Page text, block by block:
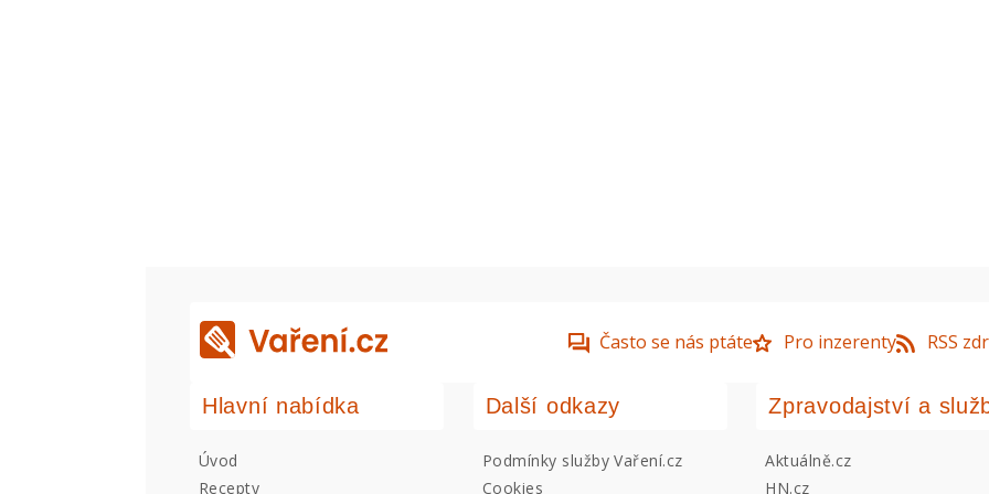
Často se nás ptáte Pro inzerenty RSS
Hlavní nabídka
Úvod
Recepty
Další odkazy
Podmínky služby Vaření.cz
Cookies
Zpravodajství a
Aktuálně.cz
HN.cz